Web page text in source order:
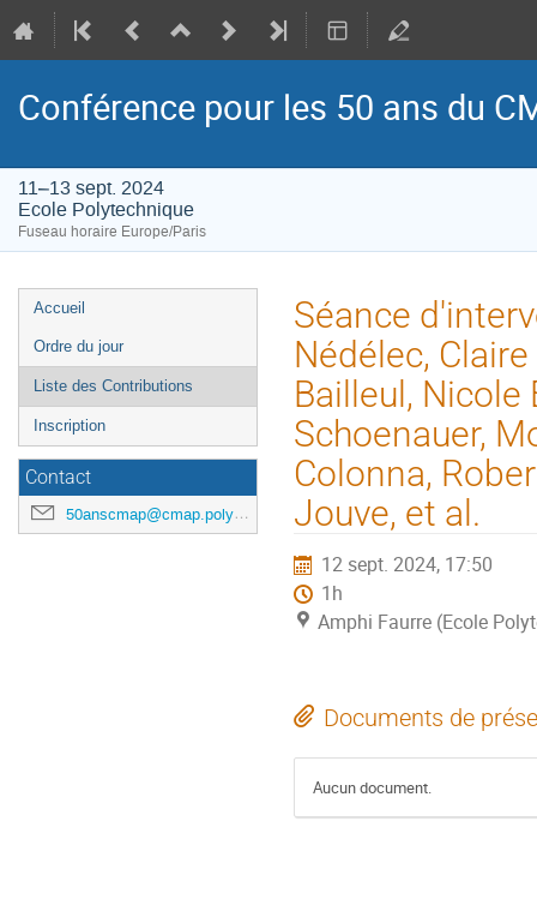
Conférence pour les 50 ans du
11–13 sept. 2024
Ecole Polytechnique
Fuseau horaire Europe/Paris
Menu
de
l'événement
Accueil
Ordre du jour
Liste des Contributions
Inscription
Contact
50anscmap@cmap.polytechnique.fr
Séance
Nédélec,
Bailleul, Nicole
Schoenauer,
Colonna,
Jouve, et al.
12 sept. 2024, 17:50
1h
Amphi Faurre (Ecole
Documents de
Aucun document.